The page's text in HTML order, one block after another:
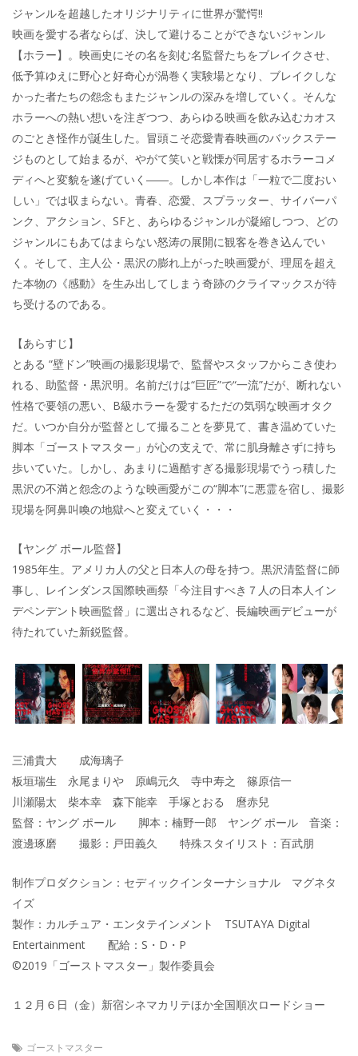
ジャンルを超越したオリジナリティに世界が驚愕‼
映画を愛する者ならば、決して避けることができないジャンル
【ホラー】。映画史にその名を刻む名監督たちをブレイクさせ、
低予算ゆえに野心と好奇心が渦巻く実験場となり、ブレイクしな
かった者たちの怨念もまたジャンルの深みを増していく。そんな
ホラーへの熱い想いを注ぎつつ、あらゆる映画を飲み込むカオス
のごとき怪作が誕生した。冒頭こそ恋愛青春映画のバックステー
ジものとして始まるが、やがて笑いと戦慄が同居するホラーコメ
ディへと変貌を遂げていく――。しかし本作は「一粒で二度おい
しい」では収まらない。青春、恋愛、スプラッター、サイバーパ
ンク、アクション、SFと、あらゆるジャンルが凝縮しつつ、どの
ジャンルにもあてはまらない怒涛の展開に観客を巻き込んでい
く。そして、主人公・黒沢の膨れ上がった映画愛が、理屈を超え
た本物の《感動》を生み出してしまう奇跡のクライマックスが待
ち受けるのである。
【あらすじ】
とある “壁ドン”映画の撮影現場で、監督やスタッフからこき使わ
れる、助監督・黒沢明。名前だけは“巨匠”で“一流”だが、断れない
性格で要領の悪い、B級ホラーを愛するただの気弱な映画オタク
だ。いつか自分が監督として撮ることを夢見て、書き温めていた
脚本「ゴーストマスター」が心の支えで、常に肌身離さずに持ち
歩いていた。しかし、あまりに過酷すぎる撮影現場でうっ積した
黒沢の不満と怨念のような映画愛がこの“脚本”に悪霊を宿し、撮影
現場を阿鼻叫喚の地獄へと変えていく・・・
【ヤング ポール監督】
1985年生。アメリカ人の父と日本人の母を持つ。黒沢清監督に師
事し、レインダンス国際映画祭「今注目すべき７人の日本人イン
デペンデント映画監督」に選出されるなど、長編映画デビューが
待たれていた新鋭監督。
三浦貴大 成海璃子
板垣瑞生 永尾まりや 原嶋元久 寺中寿之 篠原信一
川瀬陽太 柴本幸 森下能幸 手塚とおる 麿赤兒
監督：ヤング ポール 脚本：楠野一郎 ヤング ポール 音楽：
渡邊琢磨 撮影：戸田義久 特殊スタイリスト：百武朋
制作プロダクション：セディックインターナショナル マグネタ
イズ
製作：カルチュア・エンタテインメント TSUTAYA Digital
Entertainment 配給：S・D・P
©2019「ゴーストマスター」製作委員会
１２月６日（金）新宿シネマカリテほか全国順次ロードショー
ゴーストマスター